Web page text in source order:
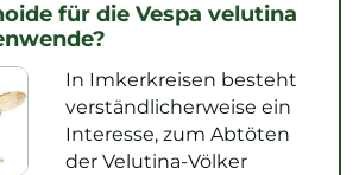
für die Vespa velutina
In Imkerkreisen besteht
verständlicherweise ein
Interesse, zum Abtöten
der Velutina-Völker